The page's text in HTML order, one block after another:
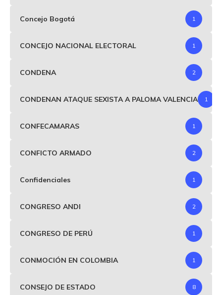
Concejo Bogotá 1
CONCEJO NACIONAL ELECTORAL 1
CONDENA 2
CONDENAN ATAQUE SEXISTA A PALOMA VALENCIA 1
CONFECAMARAS 1
CONFICTO ARMADO 2
Confidenciales 1
CONGRESO ANDI 2
CONGRESO DE PERÚ 1
CONMOCIÓN EN COLOMBIA 1
CONSEJO DE ESTADO 8